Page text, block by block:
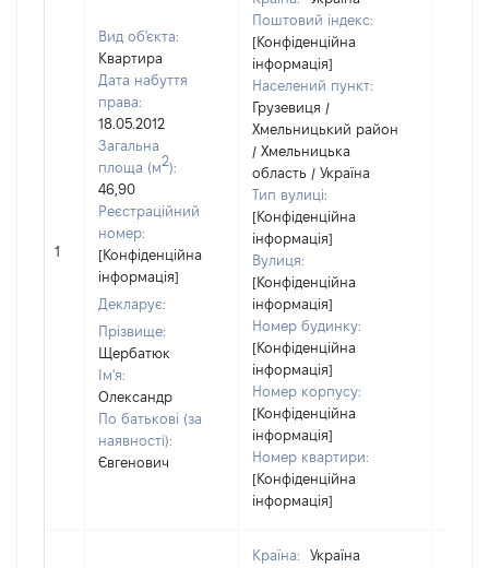
1
Вид об'єкта:
Квартира
Дата набуття
права:
18.05.2012
Загальна
площа (м2):
46,90
Реєстраційний
номер:
[Конфіденційна
інформація]
Декларує:
Прізвище:
Щербатюк
Ім'я:
Олександр
По батькові (за
наявності):
Євгенович
Поштовий індекс:
[Конфіденційна
інформація]
Населений пункт:
Грузевиця /
Хмельницький район
/ Хмельницька
область / Україна
Тип вулиці:
[Конфіденційна
інформація]
Вулиця:
[Конфіденційна
інформація]
Номер будинку:
[Конфіденційна
інформація]
Номер корпусу:
[Конфіденційна
інформація]
Номер квартири:
[Конфіденційна
інформація]
Країна:
Україна